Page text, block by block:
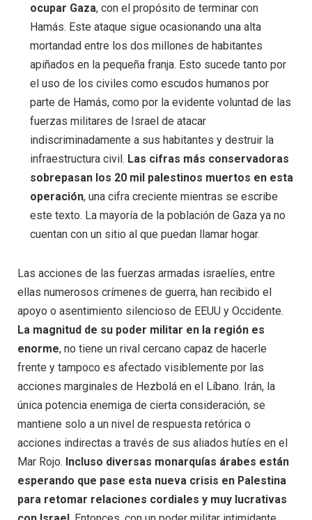
ocupar Gaza, con el propósito de terminar con
Hamás. Este ataque sigue ocasionando una alta
mortandad entre los dos millones de habitantes
apiñados en la pequeña franja. Esto sucede tanto por
el uso de los civiles como escudos humanos por
parte de Hamás, como por la evidente voluntad de las
fuerzas militares de Israel de atacar
indiscriminadamente a sus habitantes y destruir la
infraestructura civil. Las cifras más conservadoras
sobrepasan los 20 mil palestinos muertos en esta
operación, una cifra creciente mientras se escribe
este texto. La mayoría de la población de Gaza ya no
cuentan con un sitio al que puedan llamar hogar.
Las acciones de las fuerzas armadas israelíes, entre
ellas numerosos crímenes de guerra, han recibido el
apoyo o asentimiento silencioso de EEUU y Occidente.
La magnitud de su poder militar en la región es
enorme, no tiene un rival cercano capaz de hacerle
frente y tampoco es afectado visiblemente por las
acciones marginales de Hezbolá en el Líbano. Irán, la
única potencia enemiga de cierta consideración, se
mantiene solo a un nivel de respuesta retórica o
acciones indirectas a través de sus aliados hutíes en el
Mar Rojo. Incluso diversas monarquías árabes están
esperando que pase esta nueva crisis en Palestina
para retomar relaciones cordiales y muy lucrativas